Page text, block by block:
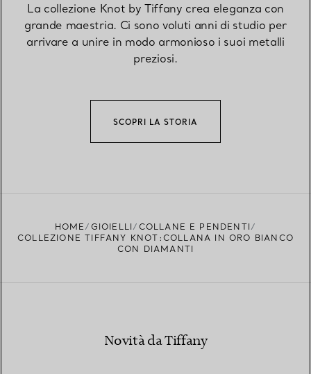
La collezione Knot by Tiffany crea eleganza con
grande maestria. Ci sono voluti anni di studio per
arrivare a unire in modo armonioso i suoi metalli
preziosi.
SCOPRI LA STORIA
HOME GIOIELLI
COLLANE E PENDENTI
COLLEZIONE TIFFANY KNOT:COLLANA IN ORO BIANCO
CON DIAMANTI
Novità da Tiffany